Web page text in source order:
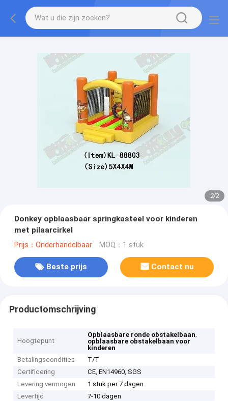
2/2
Donkey opblaasbaar springkasteel voor kinderen
met pilaarcirkel
Prijs：Onderhandelbaar MOQ：1 stuk
Beste prijs Contact nu
Productomschrijving
Hoogtepunt
Opblaasbare ronde obstakelbaan,
opblaasbare obstakelbaan voor
kinderen
Betalingscondities
T/T
Certificering
CE, EN14960, SGS
Levering vermogen
1 stuk per 7 dagen
Levertijd
7-10 dagen